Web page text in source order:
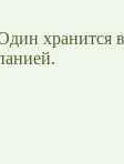
хранится